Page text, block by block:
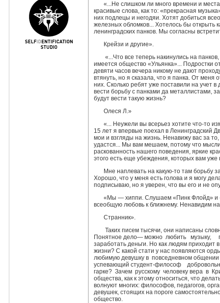
«...Не слишком ли много времени и
красивые слова, как то: «пре­красная
них подлецы и негодяи. Хотят добиться
железных обломков... Хотелось бы открыть
ленинградских панков. Мы согласны
Крейзи и другие».
«...Что все теперь накинулись на
имеется общество «Ульянка»... Под­ростки
девяти часов вечера никому не дают
втянуть, но я сказала, что я панка. От
них. Сколько ребят уже поставили на учет
вести борьбу с панками да металлистами,
будут вести такую жизнь?
Олеся Л.»
«... Неужели вы всерьез хотите что-то
15 лет я впервые поехал в Ленинградский
мои и взгляды на жизнь. Ненавижу вас за
удастся... Мы вам мешаем, потому что
раскованность нашего поведения, яркие
этого есть еще убеждения, которых вам уже
Мне наплевать на какую-то там борьбу
Хорошо, что у меня есть голова и я могу
подписы­ваю, но я уверен, что вы его и не
«Мы — хиппи. Слушаем «Пинк Флойд» и
всеобщую любовь к ближнему. Не­навидим
Странник».
Таких писем тысячи, они написаны
Понятное дело— можно любить музыку,
заработать деньги. Но как людям приходит
жизни? С какой стати у нас появляются
любимую девуш­ку в повседневном
успевающий студент-философ
гарке? Зачем русскому человеку вера в
общества, как к этому относиться, что
волнуют многих: философов, педагогов,
девушек, стоящих на пороге
общество.